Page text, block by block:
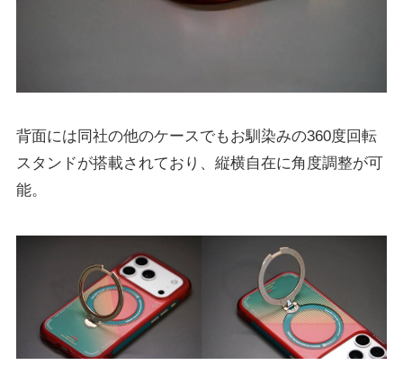
背面には同社の他のケースでもお馴染みの360度回転
スタンドが搭載されており、縦横自在に角度調整が可
能。